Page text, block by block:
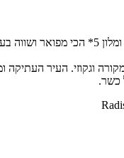
וגקוזי. העיר